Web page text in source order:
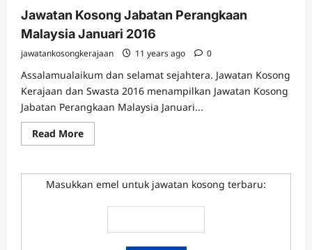
Jawatan Kosong Jabatan Perangkaan
Malaysia Januari 2016
jawatankosongkerajaan 11 years ago 0
Assalamualaikum dan selamat sejahtera. Jawatan Kosong
Kerajaan dan Swasta 2016 menampilkan Jawatan Kosong
Jabatan Perangkaan Malaysia Januari...
Read MoreRead
more
Kosong
Jabatan
Perangkaan
Januari
Masukkan emel untuk jawatan kosong terbaru: